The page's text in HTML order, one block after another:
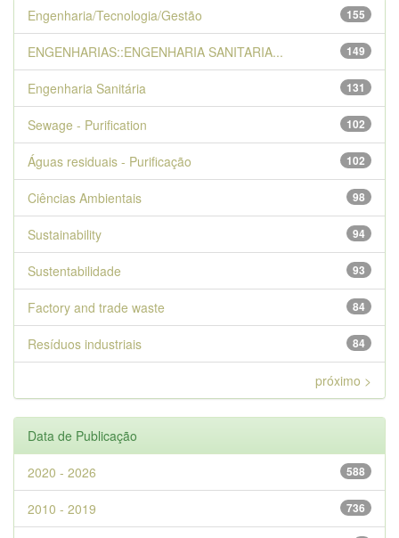
155
Engenharia/Tecnologia/Gestão
149
ENGENHARIAS::ENGENHARIA SANITARIA...
131
Engenharia Sanitária
102
Sewage - Purification
102
Águas residuais - Purificação
98
Ciências Ambientais
94
Sustainability
93
Sustentabilidade
84
Factory and trade waste
84
Resíduos industriais
próximo >
Data de Publicação
588
2020 - 2026
736
2010 - 2019